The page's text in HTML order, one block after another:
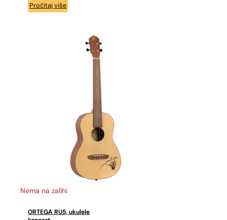
Pročitaj više
Nema na zalihi
ORTEGA RU5, ukulele